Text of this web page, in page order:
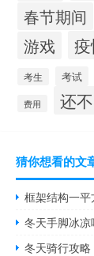
春节期间
游戏
考生 考试
费用 还不
猜你想看的文
框架结构一
冬天手脚冰
冬天骑行攻略